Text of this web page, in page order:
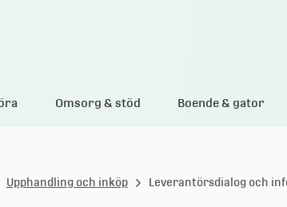
Omsorg & stöd Boende & gator
Upphandling och inköp Leverantörsdialog och